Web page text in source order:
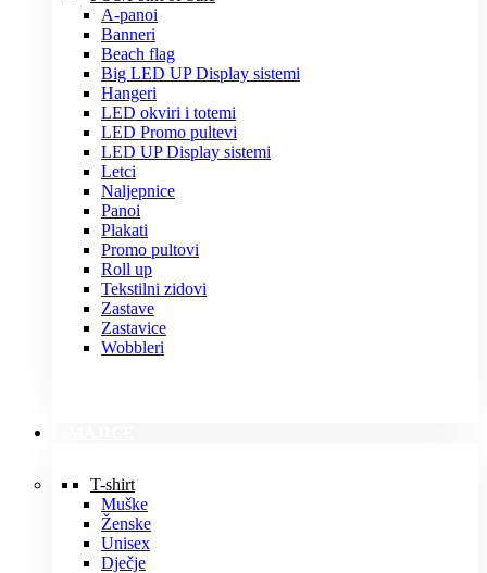
A-panoi
Banneri
Beach flag
Big LED UP Display sistemi
Hangeri
LED okviri i totemi
LED Promo pultevi
LED UP Display sistemi
Letci
Naljepnice
Panoi
Plakati
Promo pultovi
Roll up
Tekstilni zidovi
Zastave
Zastavice
Wobbleri
T-shirt
Muške
Ženske
Unisex
Dječje